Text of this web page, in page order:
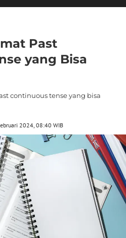
Past
yang Bisa
continuous tense yang bisa
2024, 08:40 WIB